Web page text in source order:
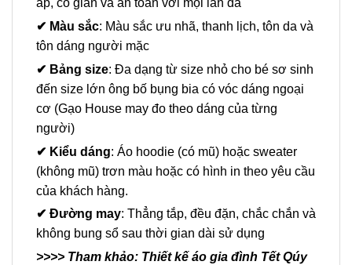
áp, co giãn và an toàn với mọi làn da
✔ Màu sắc: Màu sắc ưu nhã, thanh lịch, tôn da và
tôn dáng người mặc
✔ Bảng size: Đa dạng từ size nhỏ cho bé sơ sinh
đến size lớn ông bố bụng bia có vóc dáng ngoại
cơ (Gạo House may đo theo dáng của từng
người)
✔ Kiểu dáng: Áo hoodie (có mũ) hoặc sweater
(không mũ) trơn màu hoặc có hình in theo yêu cầu
của khách hàng.
✔ Đường may: Thẳng tắp, đều đặn, chắc chắn và
không bung sổ sau thời gian dài sử dụng
>>>> Tham khảo: Thiết kế áo gia đình Tết Qúy